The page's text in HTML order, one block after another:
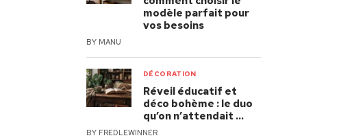
modèle parfait pour
vos besoins
BY MANU
DÉCORATION
Réveil éducatif et
déco bohème : le duo
qu’on n’attendait …
BY FREDLEWINNER